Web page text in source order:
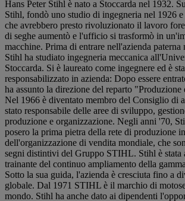
Hans Peter Stihl è nato a Stoccarda nel 1932.
Stihl, fondò uno studio di ingegneria nel 1926
che avrebbero presto rivoluzionato il lavoro
di seghe aumentò e l'ufficio si trasformò in
macchine. Prima di entrare nell'azienda paterna
Stihl ha studiato ingegneria meccanica
Stoccarda. Si è laureato come ingegnere ed è
responsabilizzato in azienda: Dopo essere
ha assunto la direzione del reparto "Produzione
Nel 1966 è diventato membro del Consiglio di
stato responsabile delle aree di sviluppo,
produzione e organizzazione. Negli anni '70,
posero la prima pietra della rete di produzione
dell'organizzazione di vendita mondiale, che
segni distintivi del Gruppo STIHL. Stihl è stata
trainante del continuo ampliamento della
Sotto la sua guida, l'azienda è cresciuta fino a
globale. Dal 1971 STIHL è il marchio di
mondo. Stihl ha anche dato ai dipendenti